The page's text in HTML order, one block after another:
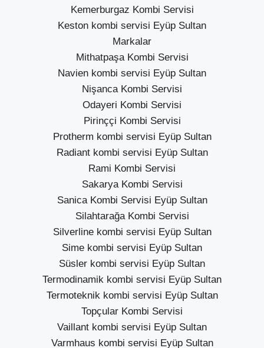
Kemerburgaz Kombi Servisi
Keston kombi servisi Eyüp Sultan
Markalar
Mithatpaşa Kombi Servisi
Navien kombi servisi Eyüp Sultan
Nişanca Kombi Servisi
Odayeri Kombi Servisi
Pirinççi Kombi Servisi
Protherm kombi servisi Eyüp Sultan
Radiant kombi servisi Eyüp Sultan
Rami Kombi Servisi
Sakarya Kombi Servisi
Sanica Kombi Servisi Eyüp Sultan
Silahtarağa Kombi Servisi
Silverline kombi servisi Eyüp Sultan
Sime kombi servisi Eyüp Sultan
Süsler kombi servisi Eyüp Sultan
Termodinamik kombi servisi Eyüp Sultan
Termoteknik kombi servisi Eyüp Sultan
Topçular Kombi Servisi
Vaillant kombi servisi Eyüp Sultan
Varmhaus kombi servisi Eyüp Sultan